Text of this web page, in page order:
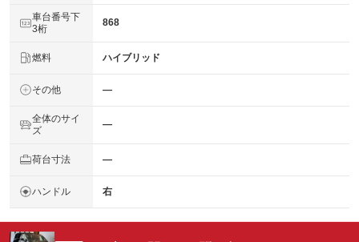
車台番号下
3桁
868
燃料 ハイブリッド
その他 ―
全体のサイ
ズ
―
荷台寸法 ―
ハンドル 右